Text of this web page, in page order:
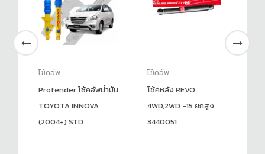
โช้คอัพ
Profender โช้คอัพน้ำมัน
TOYOTA INNOVA
(2004+) STD
โช้คอัพ
โช้คหลัง REVO
4WD,2WD -15 ยกสูง
3440051